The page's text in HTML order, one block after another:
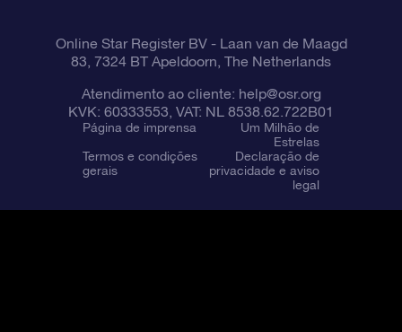
Online Star Register BV- Laan van de Maagd
83, 7324 BT Apeldoorn, The Netherlands
Atendimento ao cliente: help@osr.org
KVK: 60333553, VAT: NL 8538.62.722B01
Página de imprensa
Um Milhão de
Estrelas
Termos e condições
gerais
Declaração de
privacidade e aviso
legal